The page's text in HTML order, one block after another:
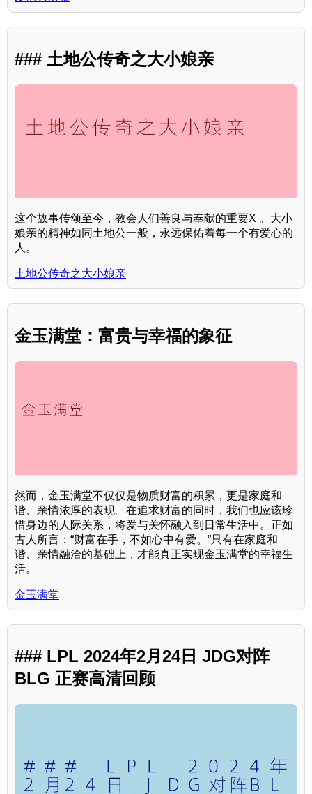
### 土地公传奇之大小娘亲
这个故事传颂至今，教会人们善良与奉献的重要X 。大小
娘亲的精神如同土地公一般，永远保佑着每一个有爱心的
人。
土地公传奇之大小娘亲
金玉满堂：富贵与幸福的象征
然而，金玉满堂不仅仅是物质财富的积累，更是家庭和
谐、亲情浓厚的表现。在追求财富的同时，我们也应该珍
惜身边的人际关系，将爱与关怀融入到日常生活中。正如
古人所言：“财富在手，不如心中有爱。”只有在家庭和
谐、亲情融洽的基础上，才能真正实现金玉满堂的幸福生
活。
金玉满堂
### LPL 2024年2月24日 JDG对阵
BLG 正赛高清回顾